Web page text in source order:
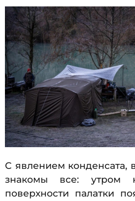
4
0
9
.
2
0
2
5
С явлением конденсата,
знакомы все: утром
поверхности палатки